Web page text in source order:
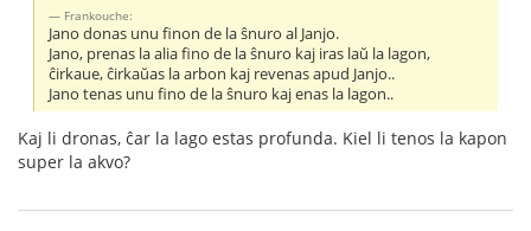
Frankouche:
Jano donas unu finon de la ŝnuro al Janjo.
Jano, prenas la alia fino de la ŝnuro kaj iras laŭ la lagon,
ĉirkaue, ĉirkaŭas la arbon kaj revenas apud Janjo..
Jano tenas unu fino de la ŝnuro kaj enas la lagon..
Kaj li dronas, ĉar la lago estas profunda. Kiel li tenos la kapon
super la akvo?